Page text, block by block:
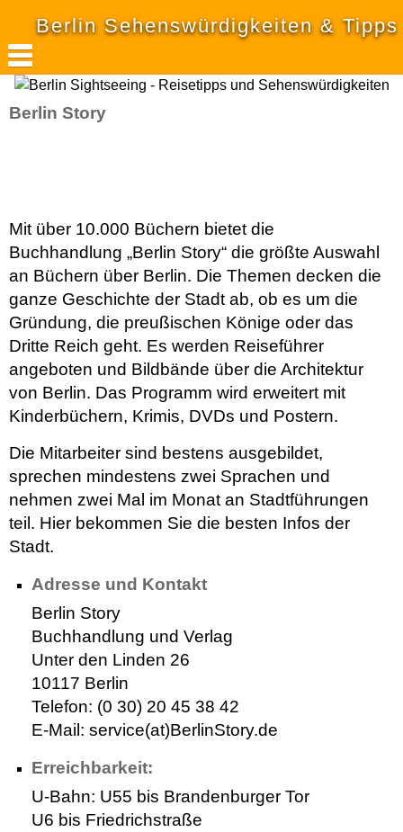
Berlin Sehenswürdigkeiten & Tipps
Berlin Story
Mit über 10.000 Büchern bietet die
Buchhandlung „Berlin Story“ die größte Auswahl
an Büchern über Berlin. Die Themen decken die
ganze Geschichte der Stadt ab, ob es um die
Gründung, die preußischen Könige oder das
Dritte Reich geht. Es werden Reiseführer
angeboten und Bildbände über die Architektur
von Berlin. Das Programm wird erweitert mit
Kinderbüchern, Krimis, DVDs und Postern.
Die Mitarbeiter sind bestens ausgebildet,
sprechen mindestens zwei Sprachen und
nehmen zwei Mal im Monat an Stadtführungen
teil. Hier bekommen Sie die besten Infos der
Stadt.
Adresse und Kontakt
Berlin Story
Buchhandlung und Verlag
Unter den Linden 26
10117 Berlin
Telefon: (0 30) 20 45 38 42
E-Mail: service(at)BerlinStory.de
Erreichbarkeit:
U-Bahn: U55 bis Brandenburger Tor
U6 bis Friedrichstraße